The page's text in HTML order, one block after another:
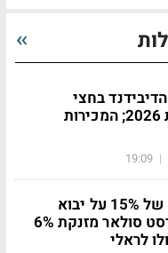
בחצי
ומושכת את תחזית 2026; המכירות
|
19:09
טראמפ הטיל מכס של 15% על יבוא
רכיבי הסולאר; פירסט סולאר מזנקת 6%
לראלי